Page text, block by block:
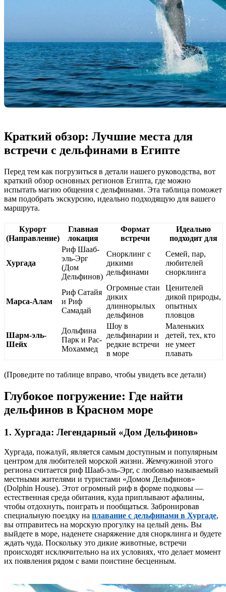
Краткий обзор: Лучшие места для
встречи с дельфинами в Египте
Перед тем как погрузиться в детали нашего руководства, вот
краткий обзор основных регионов Египта, где можно
испытать магию общения с дельфинами. Эта таблица поможет
вам подобрать экскурсию, идеально подходящую для вашего
маршрута.
Курорт
(Направление)
Главная
локация
Формат
встречи
Идеально
подходит для
Хургада
Риф Шааб-
эль-Эрг
(Дом
Дельфинов)
Снорклинг с
дикими
дельфинами
Семей, пар,
любителей
снорклинга
Марса-Алам
Риф Сатайя
и Риф
Самадай
Огромные стаи
диких
длиннорылых
дельфинов
Ценителей
дикой природы,
опытных
пловцов
Шарм-эль-
Шейх
Дольфина
Парк и Рас-
Мохаммед
Шоу в
дельфинарии и
редкие встречи
в море
Маленьких
детей, тех, кто
не умеет
плавать
(Проведите по таблице вправо, чтобы увидеть все детали)
Глубокое погружение: Где найти
дельфинов в Красном море
1. Хургада: Легендарный «Дом Дельфинов»
Хургада, пожалуй, является самым доступным и популярным
центром для любителей морской жизни. Жемчужиной этого
региона считается риф Шааб-эль-Эрг, с любовью называемый
местными жителями и туристами «Домом Дельфинов»
(Dolphin House). Этот огромный риф в форме подковы —
естественная среда обитания, куда приплывают афалины,
чтобы отдохнуть, поиграть и пообщаться. Забронировав
специальную поездку на плавание с дельфинами в Хургаде,
вы отправитесь на морскую прогулку на целый день. Вы
выйдете в море, наденете снаряжение для снорклинга и будете
ждать чуда. Поскольку это дикие животные, встречи
происходят исключительно на их условиях, что делает момент
их появления рядом с вами поистине бесценным.